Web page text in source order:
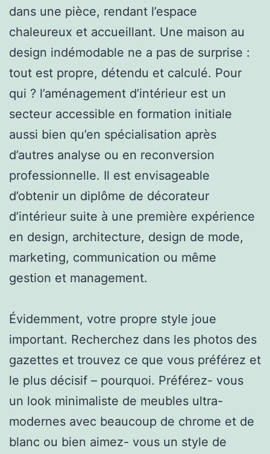
dans une pièce, rendant l’espace
chaleureux et accueillant. Une maison au
design indémodable ne a pas de surprise :
tout est propre, détendu et calculé. Pour
qui ? l’aménagement d’intérieur est un
secteur accessible en formation initiale
aussi bien qu’en spécialisation après
d’autres analyse ou en reconversion
professionnelle. Il est envisageable
d’obtenir un diplôme de décorateur
d’intérieur suite à une première expérience
en design, architecture, design de mode,
marketing, communication ou même
gestion et management.
Évidemment, votre propre style joue
important. Recherchez dans les photos des
gazettes et trouvez ce que vous préférez et
le plus décisif – pourquoi. Préférez- vous
un look minimaliste de meubles ultra-
modernes avec beaucoup de chrome et de
blanc ou bien aimez- vous un style de